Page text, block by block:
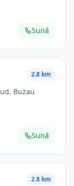
Sună
2.8 km
Buzau
Sună
2.8 km